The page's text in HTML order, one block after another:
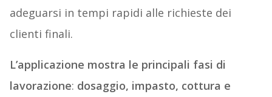
adeguarsi in tempi rapidi alle richieste dei
clienti finali.
L’applicazione mostra le principali fasi di
lavorazione: dosaggio, impasto, cottura e